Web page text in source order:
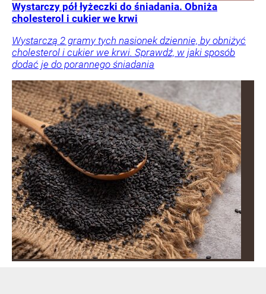
Wystarczy pół łyżeczki do śniadania. Obniża
cholesterol i cukier we krwi
Wystarczą 2 gramy tych nasionek dziennie, by obniżyć
cholesterol i cukier we krwi. Sprawdź, w jaki sposób
dodać je do porannego śniadania